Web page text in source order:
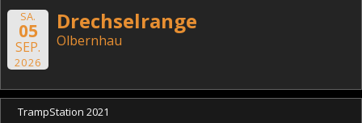
SA.
05
SEP.
2026
Drechselrange
Olbernhau
TrampStation 2021